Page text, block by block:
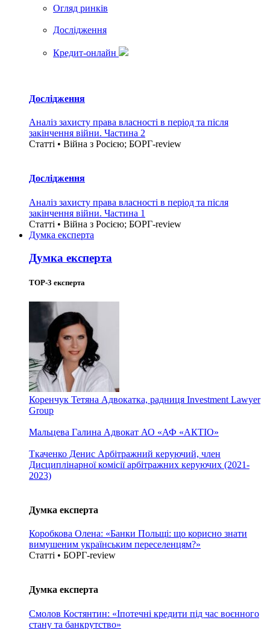
Огляд ринків
Дослідження
Кредит-онлайн
Дослідження
Аналіз захисту права власності в період та після
закінчення війни. Частина 2
Статті • Війна з Росією; БОРГ-review
Дослідження
Аналіз захисту права власності в період та після
закінчення війни. Частина 1
Статті • Війна з Росією; БОРГ-review
Думка експерта
Думка експерта
TOP-3 експерта
Коренчук Тетяна Адвокатка, радниця Investment Lawyer
Group
Мальцева Галина Адвокат АО «АФ «АКТІО»
Ткаченко Денис Арбітражний керуючий, член
Дисциплінарної комісії арбітражних керуючих (2021-
2023)
Думка експерта
Коробкова Олена: «Банки Польщі: що корисно знати
вимушеним українським переселенцям?»
Статті • БОРГ-review
Думка експерта
Смолов Костянтин: «Іпотечні кредити під час воєнного
стану та банкрутство»